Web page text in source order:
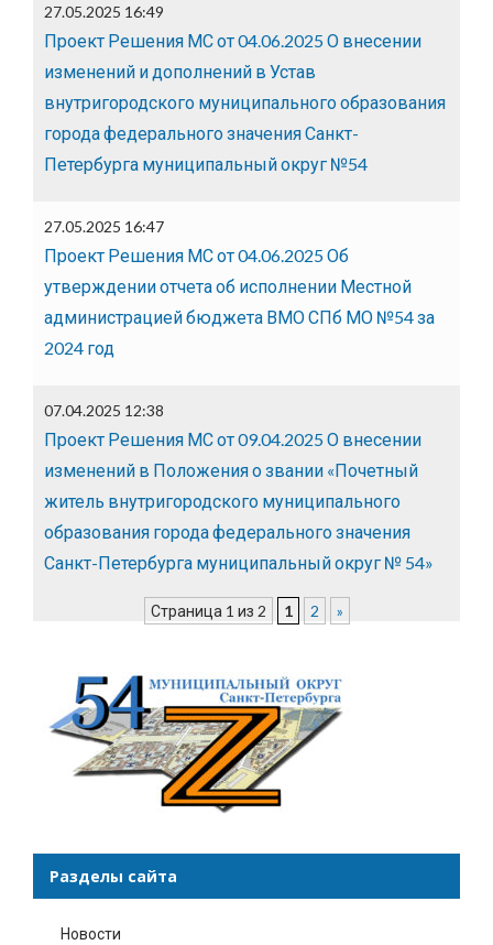
27.05.2025 16:49
Проект Решения МС от 04.06.2025 О внесении
изменений и дополнений в Устав
внутригородского муниципального образования
города федерального значения Санкт-
Петербурга муниципальный округ №54
27.05.2025 16:47
Проект Решения МС от 04.06.2025 Об
утверждении отчета об исполнении Местной
администрацией бюджета ВМО СПб МО №54 за
2024 год
07.04.2025 12:38
Проект Решения МС от 09.04.2025 О внесении
изменений в Положения о звании «Почетный
житель внутригородского муниципального
образования города федерального значения
Санкт-Петербурга муниципальный округ № 54»
Страница 1 из 2 1 2 »
Разделы сайта
Новости